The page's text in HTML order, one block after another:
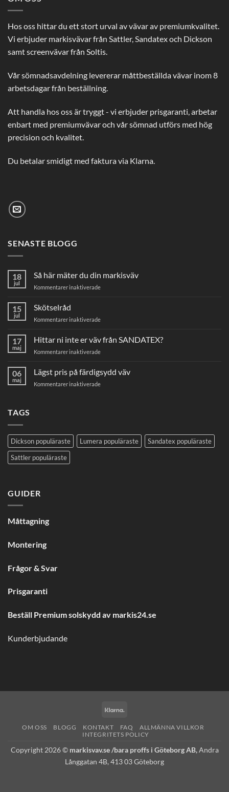
Hos oss hittar du ett stort urval av vävar av premiumkvalitet.
Vi erbjuder markisvävar från Sattler, Sandatex och Dickson
samt screenvävar från Soltis.
Vår sömnadsavdelning levererar måttbeställda vävar inom 8
arbetsdagar från beställning.
Att handla hos oss är tryggt - vi erbjuder prisgaranti, arbetar
enbart med premiumvävar och vår sömnad utförs med hög
precision och kvalitet.
Du betalar smidigt med faktura via Klarna.
SENASTE BLOGG
18
jul
Så här mäter du din markisväv
Kommentarer inaktiveradeför
du
markisväv
15
jul
Skötselråd
Kommentarer inaktiveradeför
17
maj
Hittar ni inte er väv från SANDATEX?
Kommentarer inaktiveradeför
inte
er
06
maj
Lägst pris på färdigsydd väv
Kommentarer inaktiveradeför
TAGS
Dickson populäraste Lumera populäraste
Sandatex populäraste
Sattler populäraste
GUIDER
Måttagning
Montering
Frågor & Svar
Prisgaranti
Beställ Premium solskydd av markis24.se
Kunderbjudande
OM OSS BLOGG KONTAKT FAQ
ALLMÄNNA VILLKOR
INTEGRITETS POLICY
Copyright 2026 © markisvav.se /bara proffs i Göteborg AB,Andra
Långgatan 4B, 413 03 Göteborg